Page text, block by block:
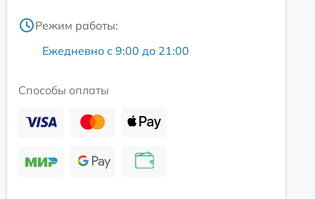
Режим работы:
Ежедневно с 9:00 до 21:00
Способы оплаты